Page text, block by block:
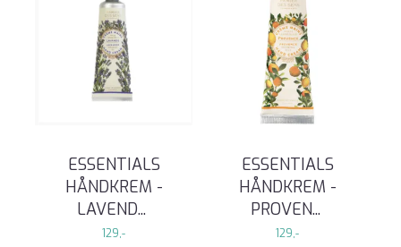
ESSENTIALS
HÅNDKREM -
LAVEND...
129,-
ESSENTIALS
HÅNDKREM -
PROVEN...
129,-